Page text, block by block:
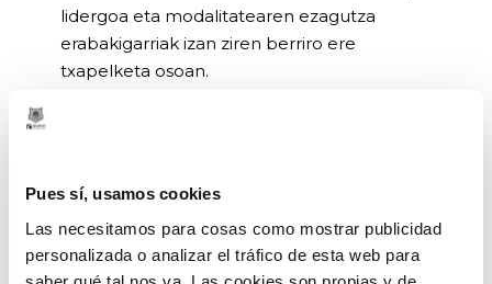
Pues sí, usamos cookies
Las necesitamos para cosas como mostrar publicidad
personalizada o analizar el tráfico de esta web para
lidergoa eta modalitatearen ezagutza
erabakigarriak izan ziren berriro ere
txapelketa osoan.
hartu zuten Agua y Jardin 3×3 taldea, Marta
Garcia, estatukonjokalari onenetariko bat
kide duen taldea. Finalerdietan, zirkuituko